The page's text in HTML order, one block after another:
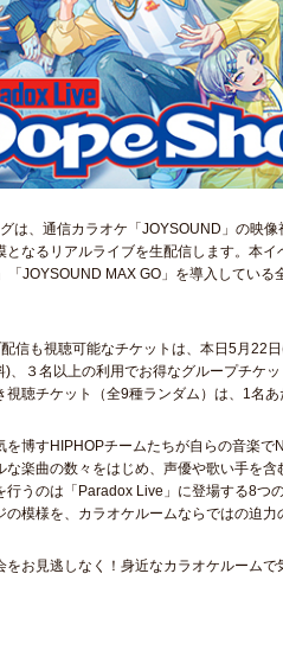
は、通信カラオケ「JOYSOUND」の映
となるリアルライブを生配信します。本
JOYSOUND MAX GO」を導入してい
信も視聴可能なチケットは、本日5月22
３名以上の利用でお得なグループチケ
聴チケット（全9種ランダム）は、1名
博すHIPHOPチームたちが自らの音楽
楽曲の数々をはじめ、声優や歌い手を
うのは「Paradox Live」に登場する8
模様を、カラオケルームならではの迫力
お見逃しなく！身近なカラオケルーム